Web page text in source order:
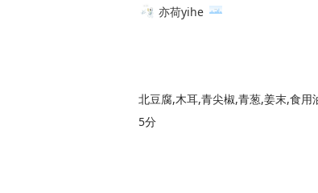
亦荷yihe
北豆腐,木耳,青尖椒,青葱,姜末,食
5分